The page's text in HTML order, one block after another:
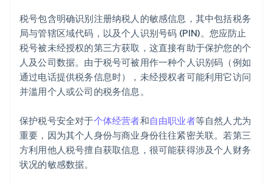
税号包含明确识别注册纳税人的敏感信息，其中包括税务
局与管辖区域代码，以及个人识别号码 (PIN)。您应防止
税号被未经授权的第三方获取，这直接有助于保护您的个
人及公司数据。由于税号可被用作一种个人识别码（例如
通过电话提供税务信息时），未经授权者可能利用它访问
并滥用个人或公司的税务信息。
保护税号安全对于个体经营者和自由职业者等自然人尤为
重要，因为其个人身份与商业身份往往紧密关联。若第三
方利用他人税号擅自获取信息，很可能获得涉及个人财务
状况的敏感数据。